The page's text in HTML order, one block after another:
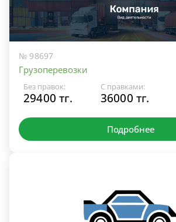
№ 98697
Грузоперевозки
Без правок:
29400 тг.
С правками:
36000 тг.
Подробнее